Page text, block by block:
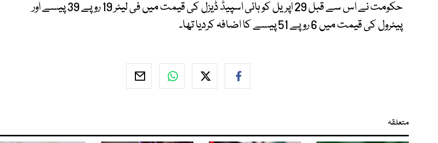
حکومت نے اس سے قبل 29 اپریل کو ہائی اسپیڈ ڈیزل کی قیمت میں فی لیٹر 19 روپے 39 پیسے اور
پیٹرول کی قیمت میں 6 روپے 51 پیسے کا اضافہ کردیا تھا۔
متعلقہ